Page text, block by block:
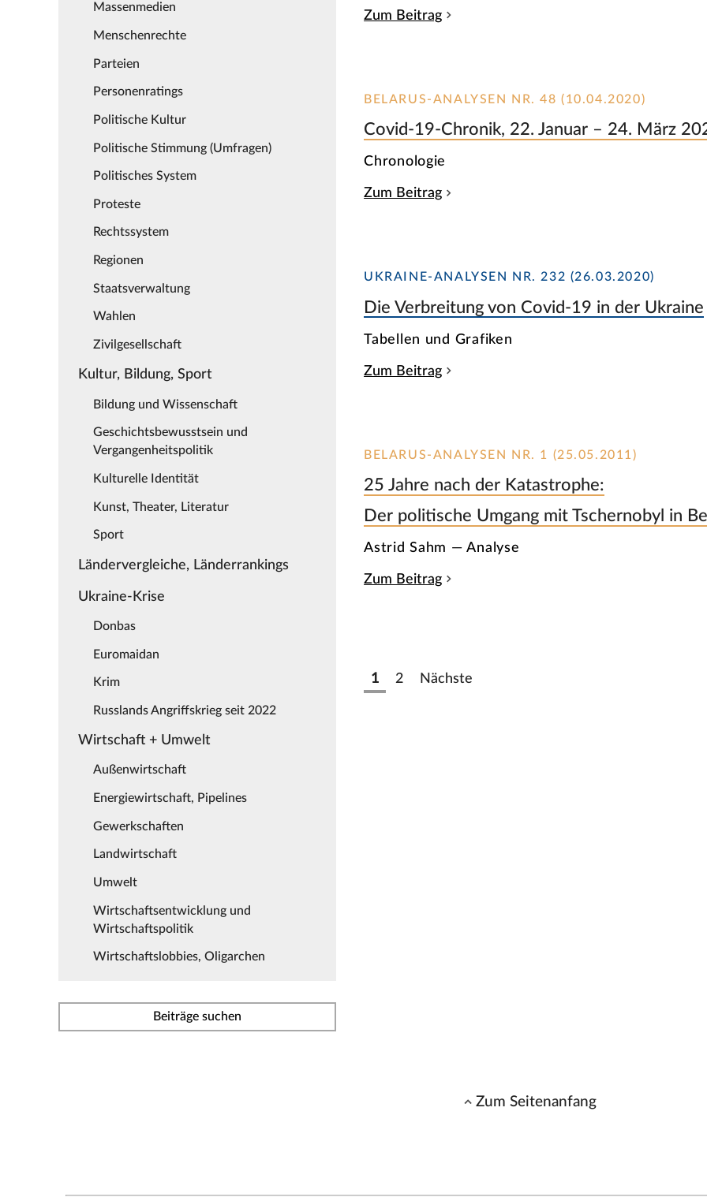
Massenmedien
Menschenrechte
Parteien
Personenratings
Politische Kultur
Politische Stimmung (Umfragen)
Politisches System
Proteste
Rechtssystem
Regionen
Staatsverwaltung
Wahlen
Zivilgesellschaft
Kultur, Bildung, Sport
Bildung und Wissenschaft
Geschichtsbewusstsein und
Vergangenheitspolitik
Kulturelle Identität
Kunst, Theater, Literatur
Sport
Ländervergleiche, Länderrankings
Ukraine-Krise
Donbas
Euromaidan
Krim
Russlands Angriffskrieg seit 2022
Wirtschaft + Umwelt
Außenwirtschaft
Energiewirtschaft, Pipelines
Gewerkschaften
Landwirtschaft
Umwelt
Wirtschaftsentwicklung und
Wirtschaftspolitik
Wirtschaftslobbies, Oligarchen
Beiträge suchen
Zum Beitrag
BELARUS-ANALYSEN NR. 48 (10.04.2020)
Covid-19-Chronik, 22. Januar – 24. März
Chronologie
Zum Beitrag
UKRAINE-ANALYSEN NR. 232 (26.03.2020)
Die Verbreitung von Covid-19 in der Ukraine
Tabellen und Grafiken
Zum Beitrag
BELARUS-ANALYSEN NR. 1 (25.05.2011)
25 Jahre nach der Katastrophe:
Der politische Umgang mit Tschernobyl in
Astrid Sahm — Analyse
Zum Beitrag
1 2 Nächste
Zum Seitenanfang